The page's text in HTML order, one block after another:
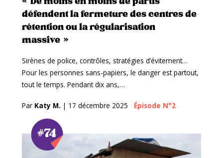
défendent la fermeture des centres de
rétention ou la régularisation
massive »
Sirènes de police, contrôles, stratégies d’évitement…
Pour les personnes sans-papiers, le danger est partout,
tout le temps. Pendant dix ans,…
Par Katy M. | 17 décembre 2025 Épisode N°2
#74